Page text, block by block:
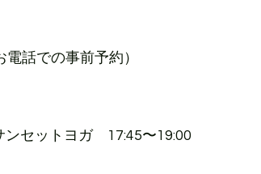
話での事前予約）
セットヨガ　17:45〜19:00